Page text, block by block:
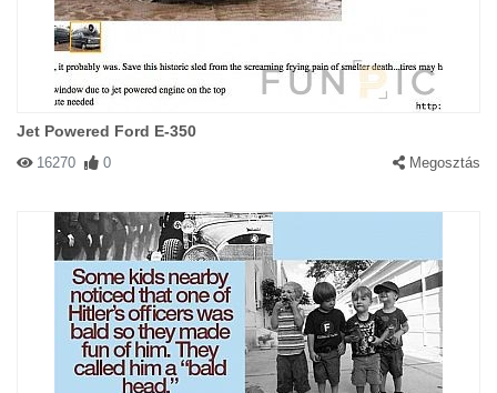
Jet Powered Ford E-350
16270 0 Megosztás